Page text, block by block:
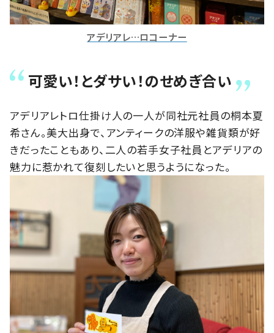
アデリアレ…ロコーナー
可愛い！とダサい！のせめぎ合い
アデリアレトロ仕掛け人の一人が同社元社員の桐本夏
希さん。美大出身で、アンティークの洋服や雑貨類が好
きだったこともあり、二人の若手女子社員とアデリアの
魅力に惹かれて復刻したいと思うようになった。